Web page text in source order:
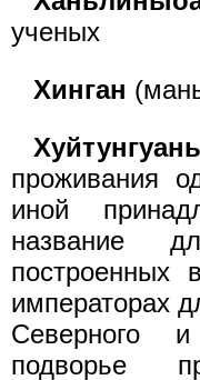
ученых
Хинган
Хуйтунгуань
проживания
иной
название
построенных
императорах
Северного
подворье